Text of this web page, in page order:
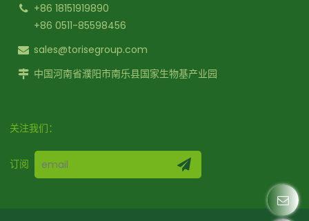
+86 18151919890
+86 0511-85598456
sales@torisegroup.com
中国河南省濮阳市南乐县国家生物基产业园
关注我们：
订阅